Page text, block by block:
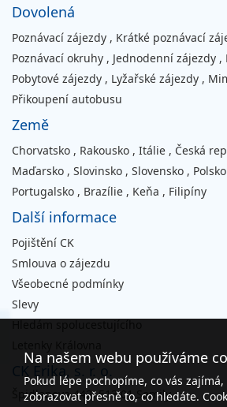
Dovolená
Poznávací zájezdy , Krátké poznávací
Poznávací okruhy , Jednodenní zájezdy ,
Pobytové zájezdy , Lyžařské zájezdy ,
Přikoupení autobusu
Země
Chorvatsko , Rakousko , Itálie , Česká
Maďarsko , Slovinsko , Slovensko , Polsko
Portugalsko , Brazílie , Keňa , Filipíny
Další informace
Pojištění CK
Smlouva o zájezdu
Všeobecné podmínky
Slevy
CK Erika, s. r. o.
Špidlenova 442, 513 01 Semily
Na našem webu používáme
Pokud lépe pochopíme, co vás
zobrazovat přesně to, co hledáte.